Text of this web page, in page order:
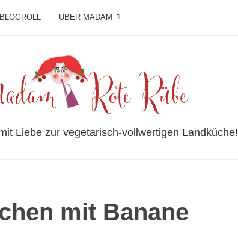
BLOGROLL ÜBER MADAM
Liebe zur vegetarisch-vollwertigen Landküche!
mit Banane